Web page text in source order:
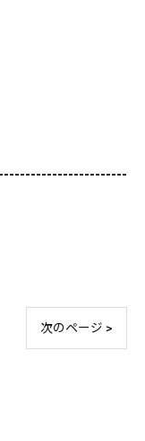
次のページ >